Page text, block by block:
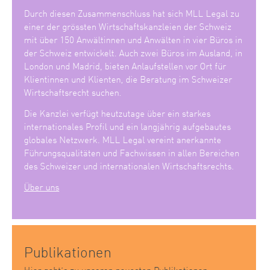
Durch diesen Zusammenschluss hat sich MLL Legal zu
einer der grössten Wirtschaftskanzleien der Schweiz
mit über 150 Anwältinnen und Anwälten in vier Büros in
der Schweiz entwickelt. Auch zwei Büros im Ausland, in
London und Madrid, bieten Anlaufstellen vor Ort für
Klientinnen und Klienten, die Beratung im Schweizer
Wirtschaftsrecht suchen.
Die Kanzlei verfügt heutzutage über ein starkes
internationales Profil und ein langjährig aufgebautes
globales Netzwerk. MLL Legal vereint anerkannte
Führungsqualitäten und Fachwissen in allen Bereichen
des Schweizer und internationalen Wirtschaftsrechts.
Über uns
Publikationen